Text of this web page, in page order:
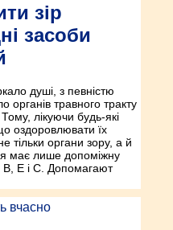
зір
засоби
душі, з певністю
травного тракту
лікуючи будь-які
оздоровлювати їх
тільки органи зору, а й
має лише допоміжну
В, Е і С. Допомагают